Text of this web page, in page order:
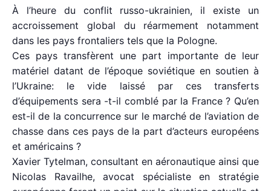
À l’heure du conflit russo-ukrainien, il existe un
accroissement global du réarmement notamment
dans les pays frontaliers tels que la Pologne.
Ces pays transfèrent une part importante de leur
matériel datant de l’époque soviétique en soutien à
l’Ukraine: le vide laissé par ces transferts
d’équipements sera -t-il comblé par la France ? Qu’en
est-il de la concurrence sur le marché de l’aviation de
chasse dans ces pays de la part d’acteurs européens
et américains ?
Xavier Tytelman, consultant en aéronautique ainsi que
Nicolas Ravailhe, avocat spécialiste en stratégie